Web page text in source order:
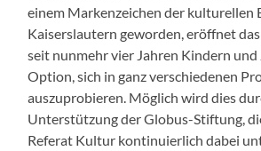
einem Markenzeichen der kulturellen
Kaiserslautern geworden, eröffnet
seit nunmehr vier Jahren Kindern und
Option, sich in ganz verschiedenen
auszuprobieren. Möglich wird dies
Unterstützung der Globus-Stiftung,
Referat Kultur kontinuierlich dabei